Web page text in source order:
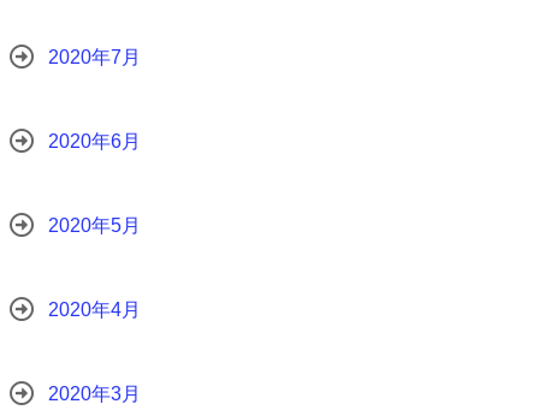
2020年7月
2020年6月
2020年5月
2020年4月
2020年3月